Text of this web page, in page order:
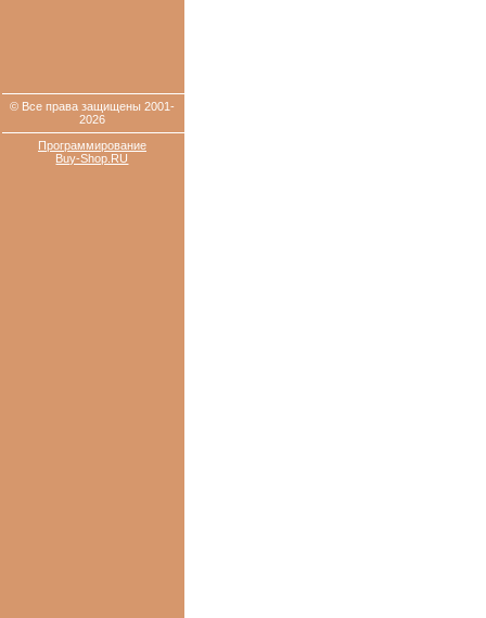
© Все права защищены 2001-
2026
Программирование
Buy-Shop.RU